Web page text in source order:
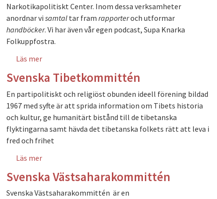
Narkotikapolitiskt Center. Inom dessa verksamheter
anordnar visamtal tar framrapporteroch utformar
handböcker. Vi har även vår egen podcast, Supa Knarka
Folkuppfostra.
Läs merom Svenska sällskapet för nykterhet och
Svenska Tibetkommittén
En partipolitiskt och religiöst obunden ideell förening bildad
1967 med syfte är att sprida information om Tibets historia
och kultur, ge humanitärt bistånd till de tibetanska
flyktingarna samt hävda det tibetanska folkets rätt att leva i
fred och frihet
Läs merom Svenska Tibetkommittén
Svenska Västsaharakommittén
Svenska Västsaharakommittén är en